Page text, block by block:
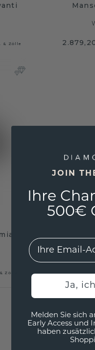
& Zölle
Zölle
JOIN
Ihre
500€
EMail
Ja,
Melden Sie sich
Early Access und
haben